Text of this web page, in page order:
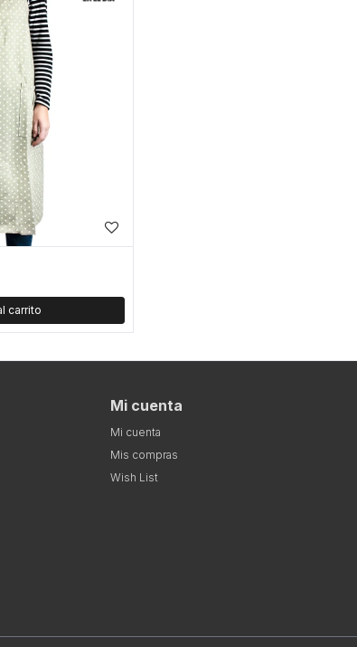
Mi cuenta
Mi cuenta
Mis compras
Wish List